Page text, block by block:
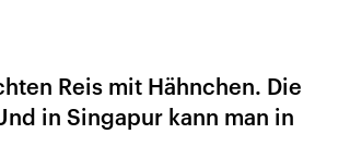
Reis mit Hähnchen. Die
in Singapur kann man in